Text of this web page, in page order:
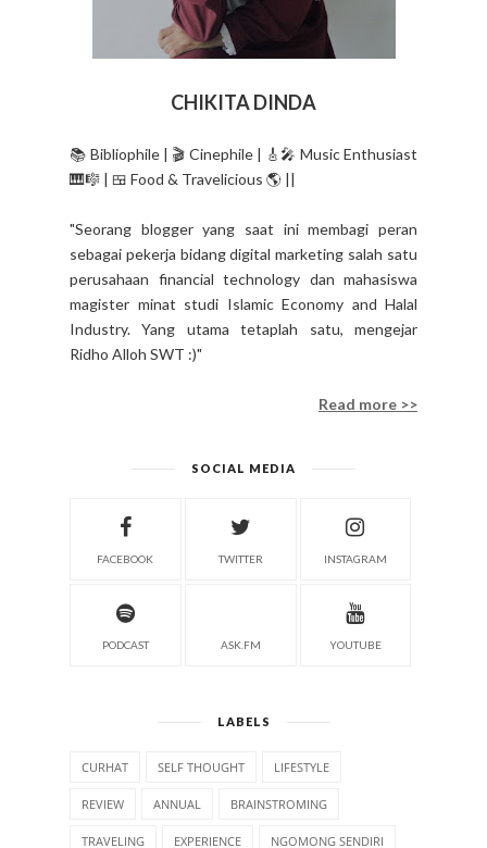
CHIKITA DINDA
📚 Bibliophile | 🎬 Cinephile | 🎸🎤 Music Enthusiast
🎹🎼 | 🍱 Food & Travelicious 🌎 ||
"Seorang blogger yang saat ini membagi peran
sebagai pekerja bidang digital marketing salah satu
perusahaan financial technology dan mahasiswa
magister minat studi Islamic Economy and Halal
Industry. Yang utama tetaplah satu, mengejar
Ridho Alloh SWT :)"
Read more >>
SOCIAL MEDIA
FACEBOOK TWITTER INSTAGRAM
PODCAST ASK.FM YOUTUBE
LABELS
CURHAT SELF THOUGHT LIFESTYLE
REVIEW ANNUAL BRAINSTROMING
TRAVELING EXPERIENCE NGOMONG SENDIRI